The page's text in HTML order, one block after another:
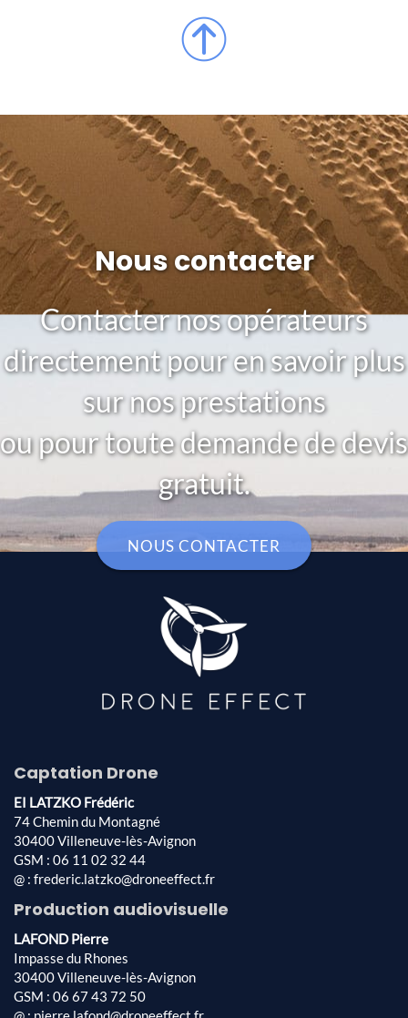
Nous contacter
Contacter nos opérateurs
directement pour en savoir plus
sur nos prestations
ou pour toute demande de devis
gratuit.
NOUS CONTACTER
Captation Drone
EI LATZKO Frédéric
74 Chemin du Montagné
30400 Villeneuve-lès-Avignon
GSM : 06 11 02 32 44
@ : frederic.latzko@droneeffect.fr
Production audiovisuelle
LAFOND Pierre
Impasse du Rhones
30400 Villeneuve-lès-Avignon
GSM : 06 67 43 72 50